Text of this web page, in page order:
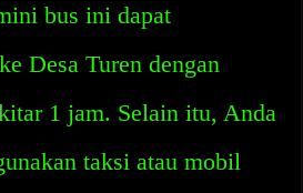
bus ini dapat
Desa Turen dengan
1 jam. Selain itu, Anda
taksi atau mobil